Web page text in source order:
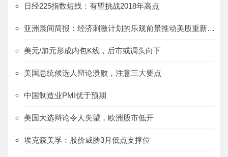
日经225指数短线：有望挑战2018年高点
亚洲晨间简报：经济刺激计划的乐观前景推动美股重新上涨
美元/加元形成内包K线，后市或调头向下
美国总统候选人辩论溃败，注意三大要点
中国制造业PMI优于预期
美国大选辩论令人失望，欧洲股市低开
埃克森美孚：股价威胁3月低点支撑位